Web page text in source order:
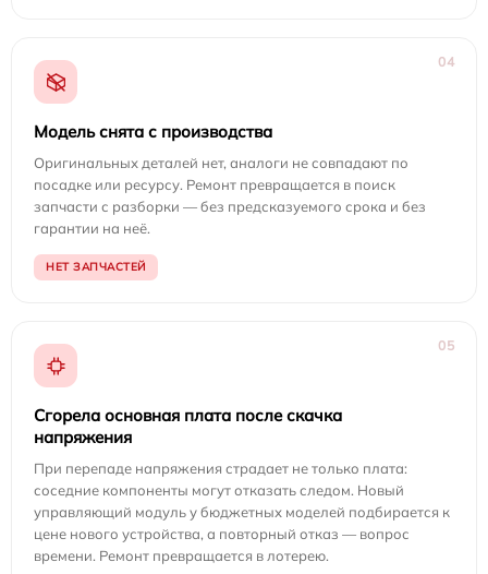
04
Модель снята с производства
Оригинальных деталей нет, аналоги не совпадают по
посадке или ресурсу. Ремонт превращается в поиск
запчасти с разборки — без предсказуемого срока и без
гарантии на неё.
НЕТ ЗАПЧАСТЕЙ
05
Сгорела основная плата после скачка
напряжения
При перепаде напряжения страдает не только плата:
соседние компоненты могут отказать следом. Новый
управляющий модуль у бюджетных моделей подбирается к
цене нового устройства, а повторный отказ — вопрос
времени. Ремонт превращается в лотерею.